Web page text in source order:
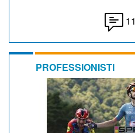
11
PROFESSIONISTI